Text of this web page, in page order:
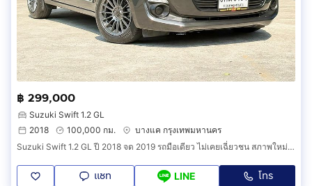
฿ 299,000
Suzuki Swift 1.2 GL
2018
100,000 กม.
บางแค กรุงเทพมหานคร
Suzuki Swift 1.2 GL ปี 2018 จด 2019 รถมือเดียว ไม่เคยเฉี่ยวชน สภาพใหม่กริ๊ปๆ ล้อแม็กขอบ 15" ยางใหม่ๆ ฟรีดาวน์ ออกรถ 0 บาทก็ทำได้
แชท LINE โทร